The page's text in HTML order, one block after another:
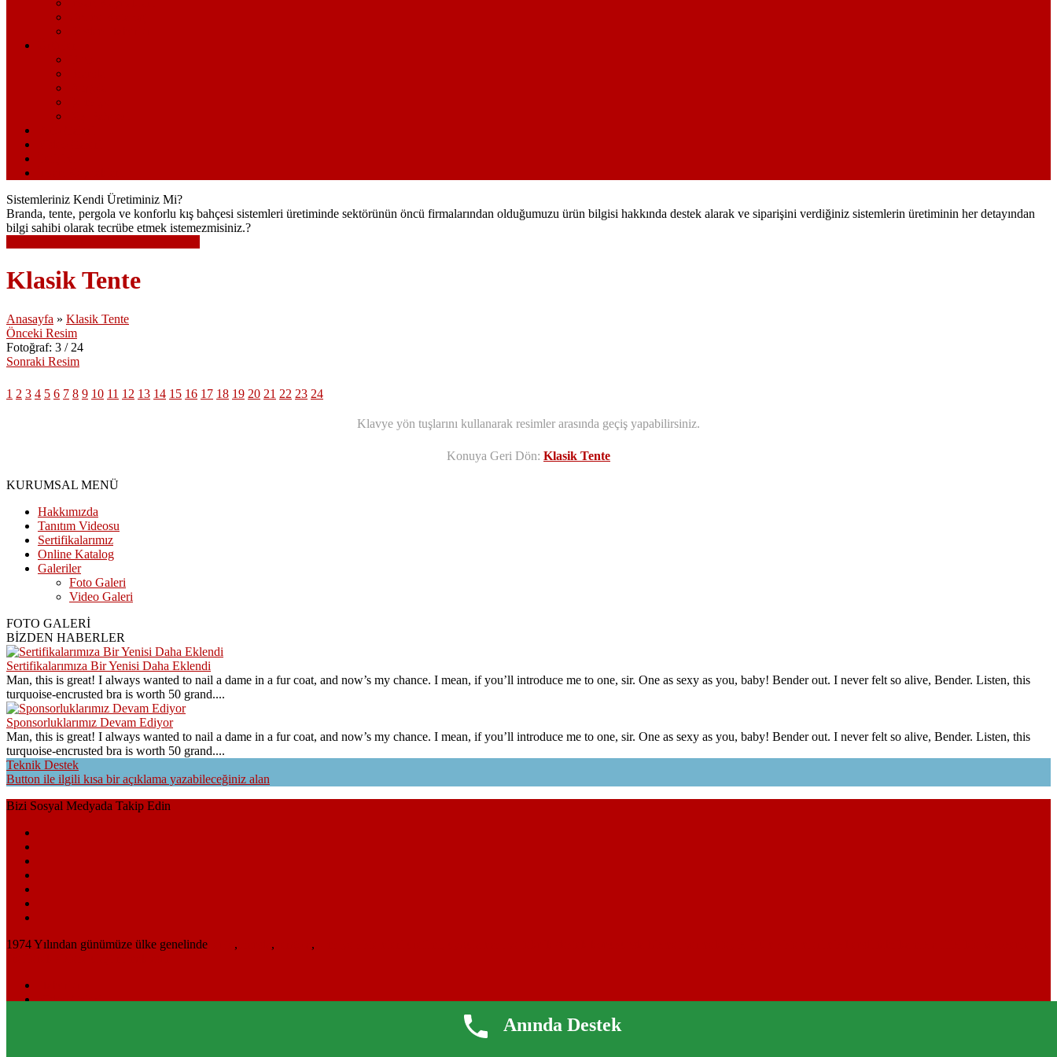
Sistemleriniz Kendi Üretiminiz Mi?
Branda, tente, pergola ve konforlu kış bahçesi sistemleri üretiminde sektörünün öncü firmalarından olduğumuzu ürün bilgisi hakkında destek alarak ve siparişini verdiğiniz sistemlerin üretiminin her detayından
bilgi sahibi olarak tecrübe etmek istemezmisiniz.?
Klasik Tente
Anasayfa » Klasik Tente
Önceki Resim
Fotoğraf: 3 / 24
Sonraki Resim
1 2 3 4 5 6 7 8 9 10 11 12 13 14 15 16 17 18 19 20 21 22 23 24
Klavye yön tuşlarını kullanarak resimler arasında geçiş yapabilirsiniz.
Konuya Geri Dön: Klasik Tente
KURUMSAL MENÜ
Hakkımızda
Tanıtım Videosu
Sertifikalarımız
Online Katalog
Galeriler
Foto Galeri
Video Galeri
FOTO GALERİ
BİZDEN HABERLER
Sertifikalarımıza Bir Yenisi Daha Eklendi
Man, this is great! I always wanted to nail a dame in a fur coat, and now’s my chance. I mean, if you’ll introduce me to one, sir. One as sexy as you, baby! Bender out. I never felt so alive, Bender. Listen, this
turquoise-encrusted bra is worth 50 grand....
Sponsorluklarımız Devam Ediyor
Man, this is great! I always wanted to nail a dame in a fur coat, and now’s my chance. I mean, if you’ll introduce me to one, sir. One as sexy as you, baby! Bender out. I never felt so alive, Bender. Listen, this
turquoise-encrusted bra is worth 50 grand....
Teknik Destek
Button ile ilgili kısa bir açıklama yazabileceğiniz alan
Bizi Sosyal Medyada Takip Edin
1974 Yılından günümüze ülke genelinde , , ,
Video Galeri
Anında Destek